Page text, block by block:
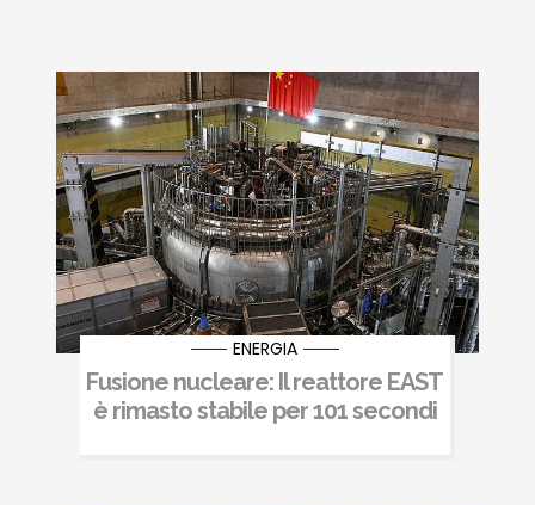
ENERGIA
Fusione nucleare: Il reattore EAST
è rimasto stabile per 101 secondi